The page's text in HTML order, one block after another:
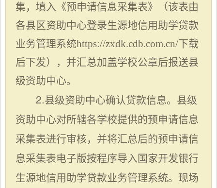
集，填入《预申请信息采集表》（该表由
各县区资助中心登录生源地信用助学贷款
业务管理系统https://zxdk.cdb.com.cn/下载
后下发），并汇总加盖学校公章后报送县
级资助中心。
2.县级资助中心确认贷款信息。县级
资助中心对所辖各学校提供的预申请信息
采集表进行审核，并将汇总后的预申请信
息采集表电子版按程序导入国家开发银行
生源地信用助学贷款业务管理系统。 现场